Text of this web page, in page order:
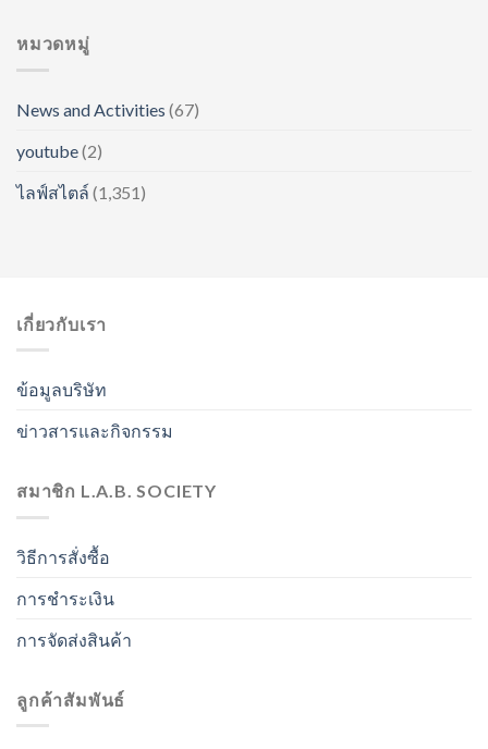
หมวดหมู่
News and Activities (67)
youtube(2)
ไลฟ์สไตล์ (1,351)
เกี่ยวกับเรา
ข้อมูลบริษัท
ข่าวสารและกิจกรรม
สมาชิก L.A.B. SOCIETY
วิธีการสั่งซื้อ
การชำระเงิน
การจัดส่งสินค้า
ลูกค้าสัมพันธ์